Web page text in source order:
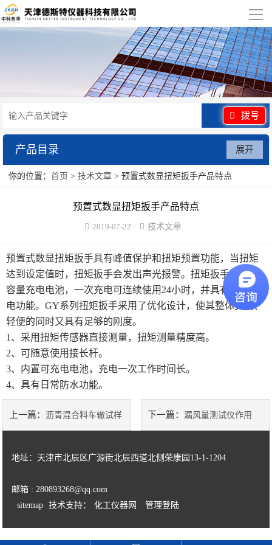
导
航
产品展示
行业应用
视频展示
拨号
产品目录
水泥砂浆类试验仪器
混凝土类检测设备
防水卷材类试验仪器
陶瓷砖系列
土工类试验仪器
建筑节能类试验仪器
塑料管材检测试验机
展开
你的位置：首页 >技术文章 > 预置式数显扭矩扳手产品特点
预置式数显扭矩扳手产品特点
2019-07-22 技术文章
预置式数显扭矩扳手具有峰值保护和扭矩预置功能，当扭矩
达到设定值时，扭矩扳手会发出声光报警。扭矩扳手内置高
容量充电电池，一次充电可连续使用24小时，并具有自动断
电功能。GY系列扭矩扳手采用了优化设计，使其整体美观、
轻便的同时又具有足够的刚度。
1、 采用扭矩传感器直接测量，扭矩测量精度高。
2、 可随意使用接长杆。
3、 内置可充电电池，充电一次工作时间长。
4、 具有日常防水功能。
上一篇：沥青混合料车辙试样 下一篇： 漏风量测试仪作用
地址：天津市北辰区广源街北辰西道北侧荣康园13-1-1204
邮箱 : 280893268@qq.com
sitemap
技术支持： 化工仪器网 管理登陆